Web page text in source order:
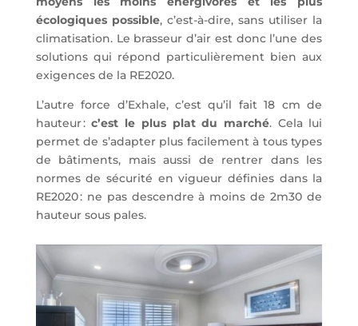
écologiques possible, c’est-à-dire, sans utiliser la
climatisation. Le brasseur d’air est donc l’une des
solutions qui répond particulièrement bien aux
exigences de la RE2020.
L’autre force d’Exhale, c’est qu’il fait 18 cm de
hauteur :c’est le plus plat du marché. Cela lui
permet de s’adapter plus facilement à tous types
de bâtiments, mais aussi de rentrer dans les
normes de sécurité en vigueur définies dans la
RE2020 : ne pas descendre à moins de 2m30 de
hauteur sous pales.